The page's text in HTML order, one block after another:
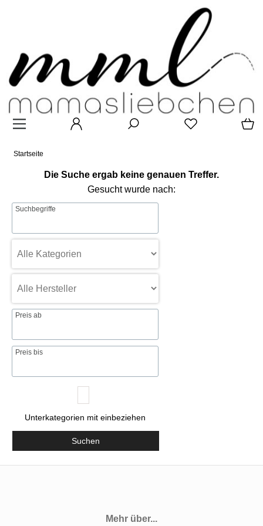
Startseite
Die Suche ergab keine genauen Treffer.
Gesucht wurde nach:
Suchbegriffe
Preis ab
Preis bis
Unterkategorien mit einbeziehen
Suchen
Mehr über...